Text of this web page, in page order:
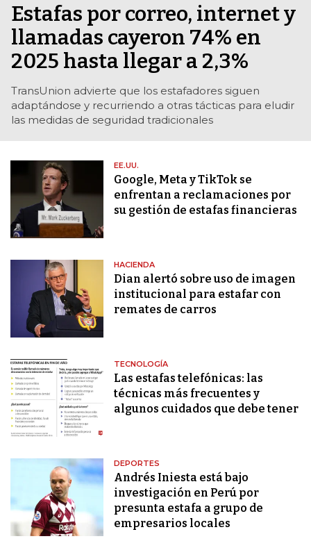
Estafas por correo, internet y
llamadas cayeron 74% en
2025 hasta llegar a 2,3%
TransUnion advierte que los estafadores siguen
adaptándose y recurriendo a otras tácticas para eludir
las medidas de seguridad tradicionales
EE.UU.
Google, Meta y TikTok se
enfrentan a reclamaciones por
su gestión de estafas financieras
HACIENDA
Dian alertó sobre uso de imagen
institucional para estafar con
remates de carros
TECNOLOGÍA
Las estafas telefónicas: las
técnicas más frecuentes y
algunos cuidados que debe tener
DEPORTES
Andrés Iniesta está bajo
investigación en Perú por
presunta estafa a grupo de
empresarios locales